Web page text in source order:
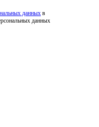
данных в
данных